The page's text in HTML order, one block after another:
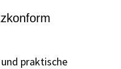
praktische